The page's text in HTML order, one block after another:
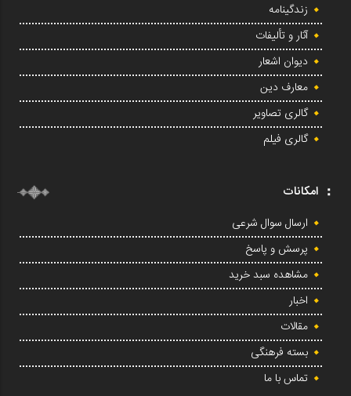
زندگینامه
آثار و تألیفات
دیوان اشعار
معارف دین
گالری تصاویر
گالری فیلم
امکانات
ارسال سوال شرعی
پرسش و پاسخ
مشاهده سبد خرید
اخبار
مقالات
بسته فرهنگی
تماس با ما